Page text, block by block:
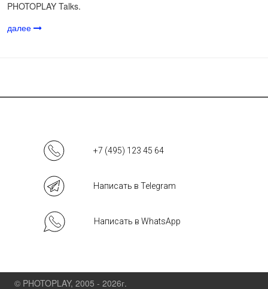
PHOTOPLAY Talks.
далее
+7 (495) 123 45 64
Написать в Telegram
Написать в WhatsApp
© PHOTOPLAY, 2005 - 2026г.